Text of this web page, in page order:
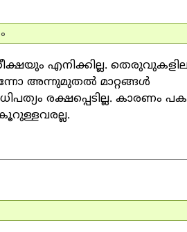
എനിക്കില്ല.
അന്നുമുതല്‍ മാറ്റങ്ങള്‍
രക്ഷപ്പെടില്ല. കാരണം